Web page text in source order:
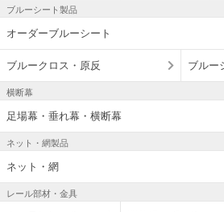
ブルーシート製品
オーダーブルーシート
ブルークロス・原反 ブルー
横断幕
足場幕・垂れ幕・横断幕
ネット・網製品
ネット・網
レール部材・金具